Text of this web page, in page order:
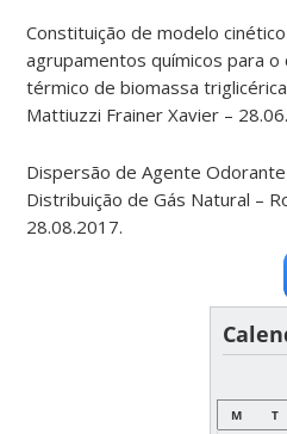
Constituição de modelo
agrupamentos químicos para o
térmico de biomassa
Mattiuzzi Frainer Xavier –
Dispersão de Agente
Distribuição de Gás Natural –
28.08.2017.
M
T